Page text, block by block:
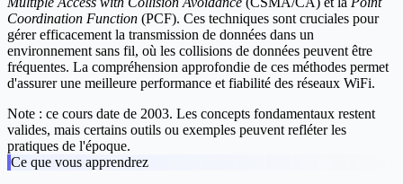
Coordination Function (PCF). Ces techniques sont cruciales pour
gérer efficacement la transmission de données dans un
environnement sans fil, où les collisions de données peuvent être
fréquentes. La compréhension approfondie de ces méthodes permet
d'assurer une meilleure performance et fiabilité des réseaux WiFi.
Note : ce cours date de 2003. Les concepts fondamentaux restent
valides, mais certains outils ou exemples peuvent refléter les
pratiques de l'époque.
Ce que vous apprendrez